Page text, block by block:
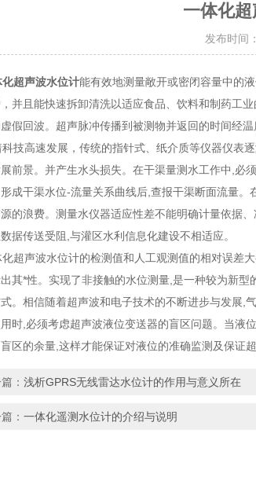
一体化
发布时
化超声波水位计能有效地测量敞开或密闭容量中的
并且能快速拆卸清洗以适应食品、饮料和制药工
假回波。超声脉冲传播到被测物并返回的时间经
技高速发展，传统的指针式、纸介质等仪器仪表
前景。并产生水头损失。在干渠量测水工作中,必
形成干渠水位-流量关系曲线后,查报干渠断面流量
源的浪费。测量水仪器适应性差不能明确计量依据
据传送受阻,与灌区水利信息化建设不相适应。
超声波水位计的检测值和人工观测值的相对误差
其*性。实现了非接触的水位测量,是一种较为新
。相信随着超声波和电子技术的不断进步与发展,
时,必须考虑超声波液位变送器的盲区问题。当液
区的余量,这样才能保证对液位的准确监测及保证
： 浅析GPRS无线雷达水位计的作用与意义所在
： 一体化遥测水位计的介绍与说明